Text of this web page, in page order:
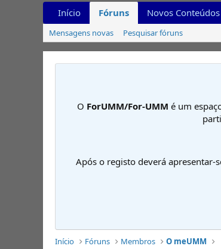
Início Fóruns Novos Conteúdos
Mensagens novas Pesquisar fóruns
O ForUMM/For-UMM é um
Após o registo deverá apresentar-
Início Fóruns Membros O meUMM